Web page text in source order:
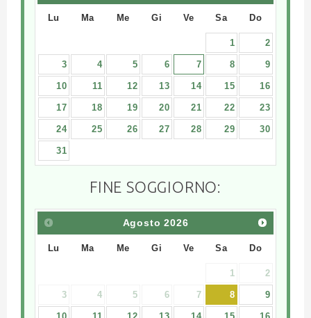
Lu Ma Me Gi Ve Sa Do
1 2
3 4 5 6 7 8 9
10 11 12 13 14 15 16
17 18 19 20 21 22 23
24 25 26 27 28 29 30
31
FINE SOGGIORNO:
Agosto 2026
Lu Ma Me Gi Ve Sa Do
1 2
3 4 5 6 7 8 9